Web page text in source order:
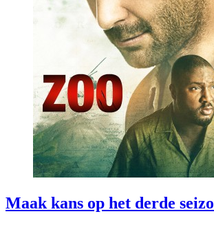
Maak kans op het derde